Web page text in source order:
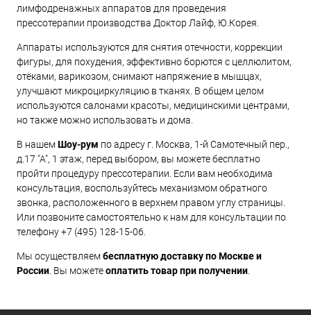
лимфодренажных аппаратов для проведения
прессотерапии производства Доктор Лайф, Ю.Корея.
Аппараты используются для снятия отечности, коррекции
фигуры, для похудения, эффективно борются с целлюлитом,
отёками, варикозом, снимают напряжение в мышцах,
улучшают микроциркуляцию в тканях. В общем целом
используются салонами красоты, медицинскими центрами,
но также можно использовать и дома.
В нашемШоу-рум по адресу г. Москва, 1-й Самотечный пер.,
д.17 "А", 1 этаж, перед выбором, вы можете бесплатно
пройти процедуру прессотерапии. Если вам необходима
консультация, воспользуйтесь механизмом обратного
звонка, расположенного в верхнем правом углу страницы.
Или позвоните самостоятельно к нам для консультации по
телефону +7 (495) 128-15-06.
Мы осуществляембесплатную доставку по Москве и
России . Вы можетеоплатить товар при получении